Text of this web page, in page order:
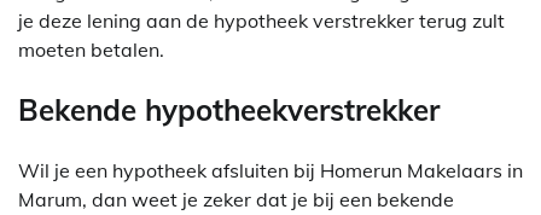
je deze lening aan de hypotheek verstrekker terug zult
moeten betalen.
Bekende hypotheekverstrekker
Wil je een hypotheek afsluiten bij Homerun Makelaars in
Marum, dan weet je zeker dat je bij een bekende